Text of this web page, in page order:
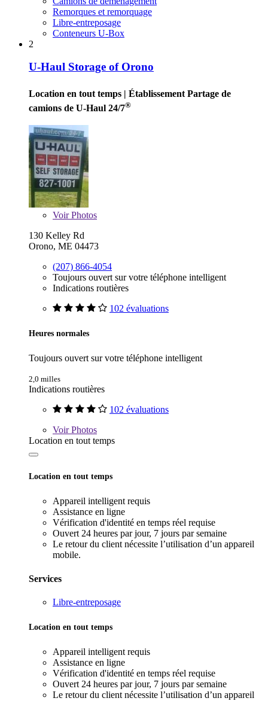
Remorques et remorquage
Libre-entreposage
Conteneurs U-Box
2
U-Haul Storage of Orono
Location en tout temps | Établissement Partage de
camions de U-Haul 24/7®
VoirPhotos
130 Kelley Rd
Orono, ME 04473
(207) 866-4054
Toujours ouvert sur votre téléphone intelligent
Indications routières
102 évaluations
Heures normales
Toujours ouvert sur votre téléphone intelligent
2,0 milles
Indications routières
102 évaluations
VoirPhotos
Location en tout temps
Location en tout temps
Appareil intelligent requis
Assistance en ligne
Vérification d'identité en temps réel requise
Ouvert 24 heures par jour, 7 jours par semaine
Le retour du client nécessite l’utilisation d’un appareil
mobile.
Services
Libre-entreposage
Location en tout temps
Appareil intelligent requis
Assistance en ligne
Vérification d'identité en temps réel requise
Ouvert 24 heures par jour, 7 jours par semaine
Le retour du client nécessite l’utilisation d’un appareil